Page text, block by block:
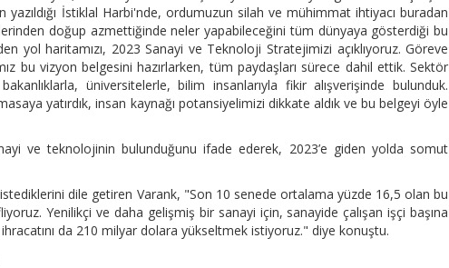
İstiklal Harbi'nde, ordumuzun silah ve mühimmat ihtiyacı buradan
doğup azmettiğinde neler yapabileceğini tüm dünyaya gösterdiği bu
yol haritamızı, 2023 Sanayi ve Teknoloji Stratejimizi açıklıyoruz. Göreve
bu vizyon belgesini hazırlarken, tüm paydaşları sürece dahil ettik. Sektör
üniversitelerle, bilim insanlarıyla fikir alışverişinde bulunduk.
yatırdık, insan kaynağı potansiyelimizi dikkate aldık ve bu belgeyi öyle
ve teknolojinin bulunduğunu ifade ederek, 2023’e giden yolda somut
dile getiren Varank, "Son 10 senede ortalama yüzde 16,5 olan bu
Yenilikçi ve daha gelişmiş bir sanayi için, sanayide çalışan işçi başına
da 210 milyar dolara yükseltmek istiyoruz." diye konuştu.